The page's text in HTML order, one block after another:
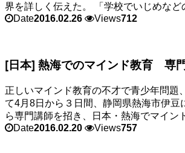
界を詳しく伝えた。 「学校でいじめなど
Date2016.02.26 Views712
[日本] 熱海でのマインド教育 専
正しいマインド教育の不才で青少年問
て4月8日から３日間、静岡県熱海市伊
ら専門講師を招き、日本・熱海でマイン
Date2016.02.20 Views757